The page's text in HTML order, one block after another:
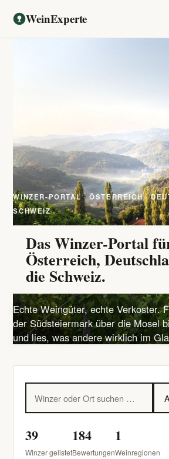
WeinExperte
WINZER-PORTAL · ÖSTERREICH ·
SCHWEIZ
Das Winzer-Portal
Österreich,
die Schweiz.
Echte Weingüter, echte Verkoster.
der Südsteiermark über die Mosel
und lies, was andere wirklich im
39
Winzer gelistet
184
Bewertungen
1
Weinregionen